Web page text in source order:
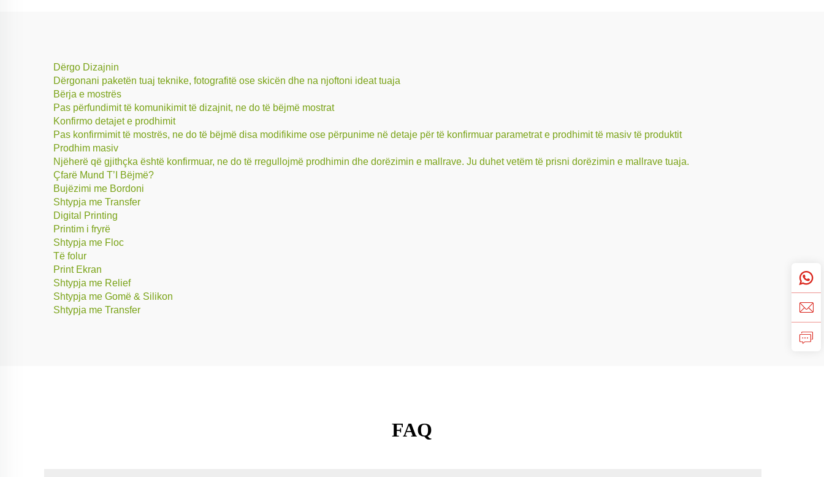
Dërgo Dizajnin
Dërgonani paketën tuaj teknike, fotografitë ose skicën dhe na njoftoni ideat tuaja
Bërja e mostrës
Pas përfundimit të komunikimit të dizajnit, ne do të bëjmë mostrat
Konfirmo detajet e prodhimit
Pas konfirmimit të mostrës, ne do të bëjmë disa modifikime ose përpunime në detaje për të konfirmuar parametrat e prodhimit të masiv të produktit
Prodhim masiv
Njëherë që gjithçka është konfirmuar, ne do të rregullojmë prodhimin dhe dorëzimin e mallrave. Ju duhet vetëm të prisni dorëzimin e mallrave tuaja.
Çfarë Mund T’I Bëjmë?
Bujëzimi me Bordoni
Shtypja me Transfer
Digital Printing
Printim i fryrë
Shtypja me Floc
Të folur
Print Ekran
Shtypja me Relief
Shtypja me Gomë & Silikon
Shtypja me Transfer
FAQ